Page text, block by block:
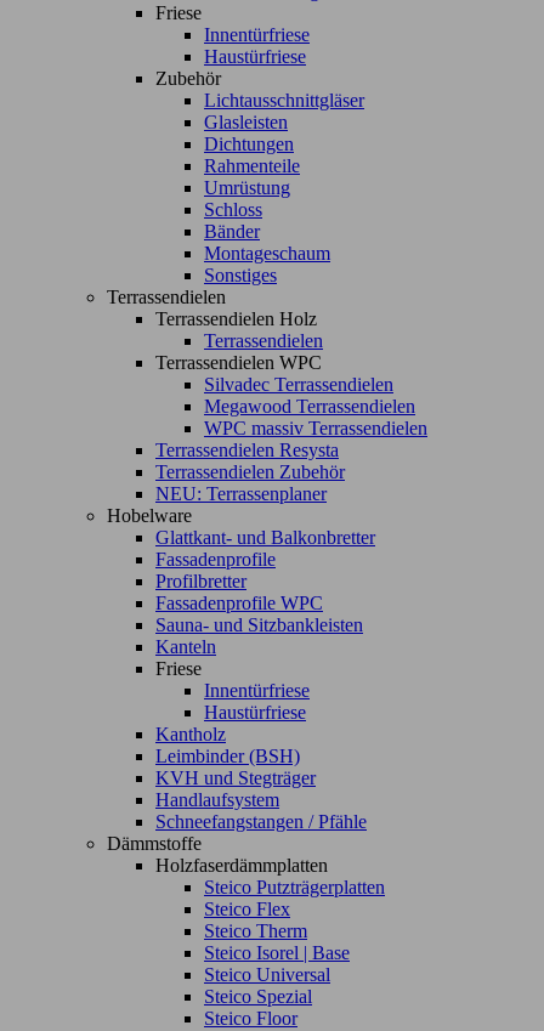
Friese
Innentürfriese
Haustürfriese
Zubehör
Lichtausschnittgläser
Glasleisten
Dichtungen
Rahmenteile
Umrüstung
Schloss
Bänder
Montageschaum
Sonstiges
Terrassendielen
Terrassendielen Holz
Terrassendielen
Terrassendielen WPC
Silvadec Terrassendielen
Megawood Terrassendielen
WPC massiv Terrassendielen
Terrassendielen Resysta
Terrassendielen Zubehör
NEU: Terrassenplaner
Hobelware
Glattkant- und Balkonbretter
Fassadenprofile
Profilbretter
Fassadenprofile WPC
Sauna- und Sitzbankleisten
Kanteln
Friese
Innentürfriese
Haustürfriese
Kantholz
Leimbinder (BSH)
KVH und Stegträger
Handlaufsystem
Schneefangstangen / Pfähle
Dämmstoffe
Holzfaserdämmplatten
Steico Putzträgerplatten
Steico Flex
Steico Therm
Steico Isorel | Base
Steico Universal
Steico Spezial
Steico Floor